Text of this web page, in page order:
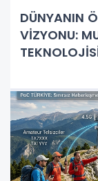
DÜNYANIN
VİZYONU: